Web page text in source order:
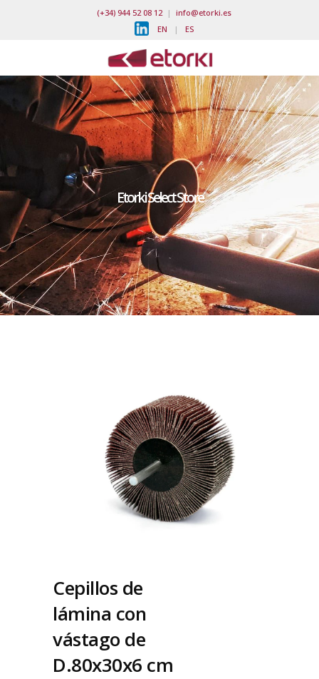
(+34) 944 52 08 12| info@etorki.es
EN | ES
Etorki Select Store
Cepillos de
lámina con
vástago de
D.80x30x6 cm